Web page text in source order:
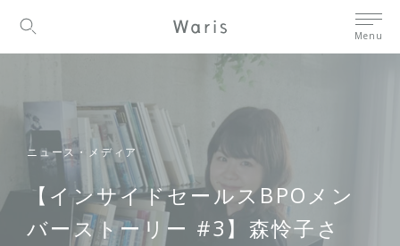
Menu
ニュース・メディア
【インサイドセールスBPOメン
バーストーリー #3】森怜子さ